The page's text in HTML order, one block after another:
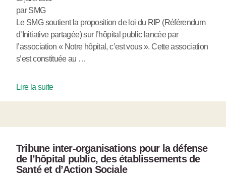
par SMG
Le SMG soutient la proposition de loi du RIP (Référendum
d’Initiative partagée) sur l’hôpital public lancée par
l’association « Notre hôpital, c’est vous ». Cette association
s’est constituée au …
Lire la suite
Tribune inter-organisations pour la défense
de l’hôpital public, des établissements de
Santé et d’Action Sociale